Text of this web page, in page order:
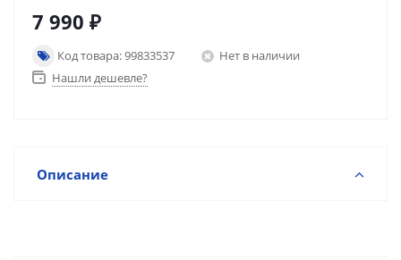
7 990 ₽
Код товара: 99833537
Нет в наличии
Нашли дешевле?
Описание